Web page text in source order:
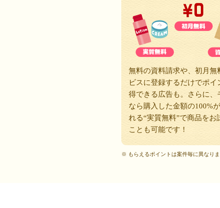
無料の資料請求や、初月無
ビスに登録するだけでポイ
得できる広告も。さらに、
なら購入した金額の100%
れる“実質無料”で商品をお
ことも可能です！
※ もらえるポイントは案件毎に異なり